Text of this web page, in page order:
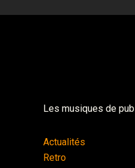
Les musiques de pub
Actualités
Retro